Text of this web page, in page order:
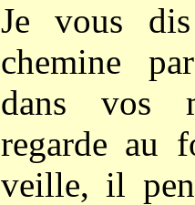
Je vous
chemine
dans vos
regarde au
veille, il